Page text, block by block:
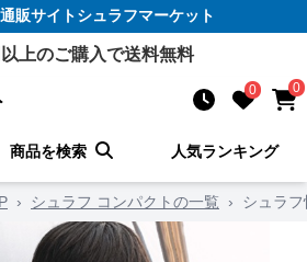
販サイトシュラフマーケット
上のご購入で送料無料
0 0
商品を検索 人気ランキング
› シュラフ コンパクトの一覧 › シュラ